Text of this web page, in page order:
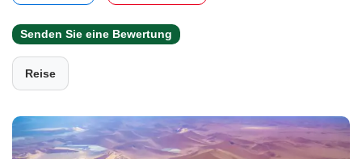
Senden Sie eine Bewertung
Reise